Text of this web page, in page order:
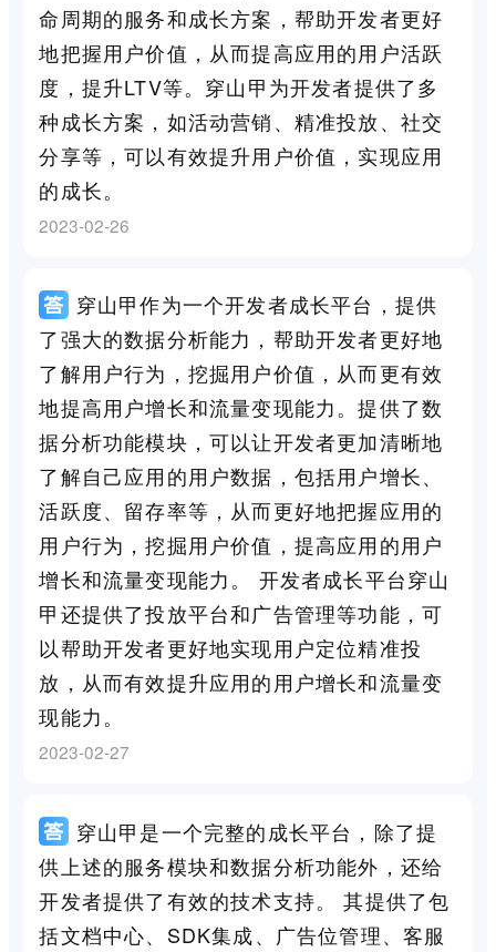
命周期的服务和成长方案，帮助开发者更好
地把握用户价值，从而提高应用的用户活跃
度，提升LTV等。穿山甲为开发者提供了多
种成长方案，如活动营销、精准投放、社交
分享等，可以有效提升用户价值，实现应用
的成长。
2023-02-26
穿山甲作为一个开发者成长平台，提供
了强大的数据分析能力，帮助开发者更好地
了解用户行为，挖掘用户价值，从而更有效
地提高用户增长和流量变现能力。提供了数
据分析功能模块，可以让开发者更加清晰地
了解自己应用的用户数据，包括用户增长、
活跃度、留存率等，从而更好地把握应用的
用户行为，挖掘用户价值，提高应用的用户
增长和流量变现能力。 开发者成长平台穿山
甲还提供了投放平台和广告管理等功能，可
以帮助开发者更好地实现用户定位精准投
放，从而有效提升应用的用户增长和流量变
现能力。
2023-02-27
穿山甲是一个完整的成长平台，除了提
供上述的服务模块和数据分析功能外，还给
开发者提供了有效的技术支持。 其提供了包
括文档中心、SDK集成、广告位管理、客服